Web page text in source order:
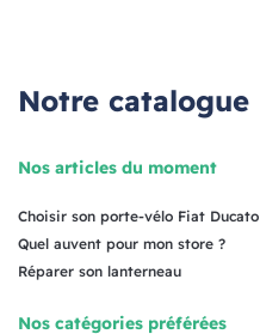
Notre catalogue
Nos articles du moment
Choisir son porte-vélo Fiat Ducato
Quel auvent pour mon store ?
Réparer son lanterneau
Nos catégories préférées